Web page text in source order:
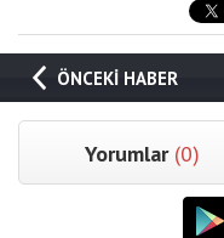
ÖNCEKİ HABER
Yorumlar (0)